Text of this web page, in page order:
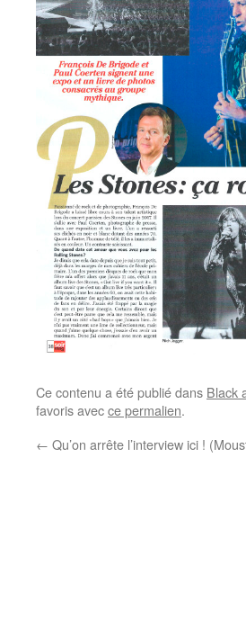
Ce contenu a été publié dans Black
favoris avecce permalien.
← Qu’on arrête l’interview ici !